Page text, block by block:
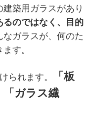
築用ガラスがあり
るのではなく、目的
なガラスが、何のた
す。
られます。
「板
「ガラス繊